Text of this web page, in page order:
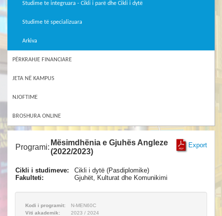
Studime te integruara - Cikli i parë dhe Cikli i dytë
Studime të specializuara
Arkiva
PËRKRAHJE FINANCIARE
JETA NË KAMPUS
NJOFTIME
BROSHURA ONLINE
Export
Programi:
Mësimdhënia e Gjuhës Angleze
(2022/2023)
Cikli i studimeve:
Cikli i dytë (Pasdiplomike)
Fakulteti:
Gjuhët, Kulturat dhe Komunikimi
Kodi i programit:
N-MEN60C
Viti akademik:
2023 / 2024